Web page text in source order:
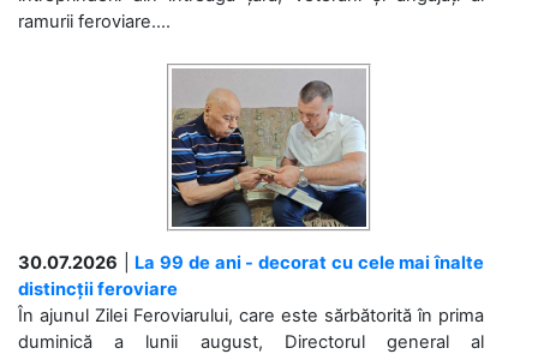
ramurii feroviare....
30.07.2026
La 99 de ani - decorat cu cele mai înalte
distincții feroviare
În ajunul Zilei Feroviarului, care este sărbătorită în prima
duminică a lunii august, Directorul general al